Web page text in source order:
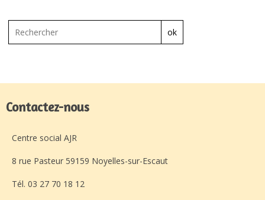
ok
Contactez-nous
Centre social AJR
8 rue Pasteur 59159 Noyelles-sur-Escaut
Tél. 03 27 70 18 12